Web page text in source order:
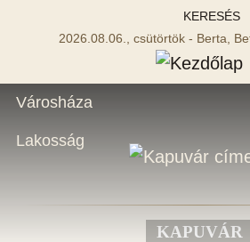
KERESÉS
2026.08.06., csütörtök - Berta,
Városháza
Lakosság
KAPUVÁR